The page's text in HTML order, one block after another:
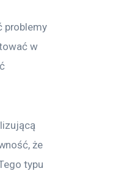
problemy
w
że
typu